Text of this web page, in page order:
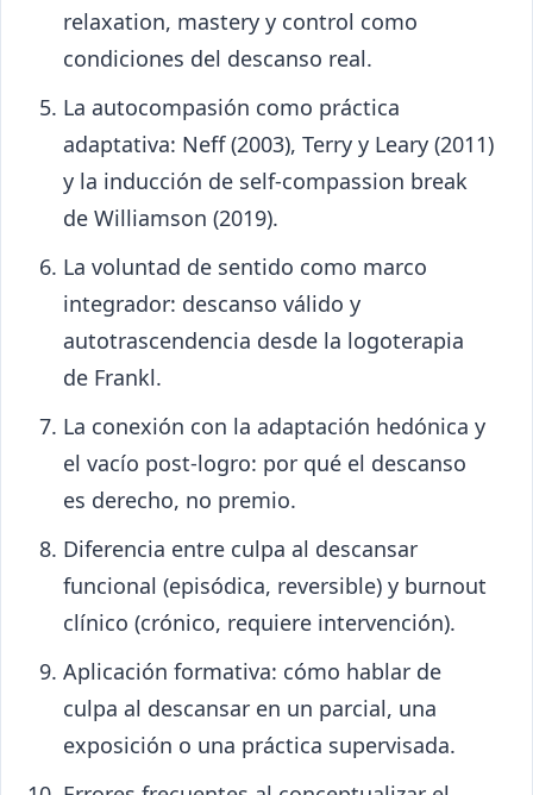
relaxation, mastery y control como
condiciones del descanso real.
La autocompasión como práctica
adaptativa: Neff (2003), Terry y Leary (2011)
y la inducción de self-compassion break
de Williamson (2019).
La voluntad de sentido como marco
integrador: descanso válido y
autotrascendencia desde la logoterapia
de Frankl.
La conexión con la adaptación hedónica y
el vacío post-logro: por qué el descanso
es derecho, no premio.
Diferencia entre culpa al descansar
funcional (episódica, reversible) y burnout
clínico (crónico, requiere intervención).
Aplicación formativa: cómo hablar de
culpa al descansar en un parcial, una
exposición o una práctica supervisada.